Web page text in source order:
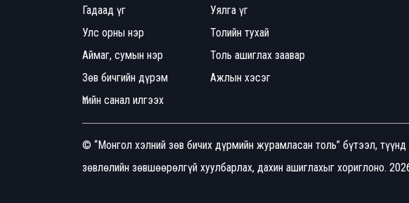
Гадаад үг
Улс орны нэр
Аймаг, сумын нэр
Зөв бичгийн дүрэм
Үгийн санал илгээх
Уялга үг
Толийн тухай
Толь ашиглах заавар
Ажлын хэсэг
© “Монгол хэлний зөв бичих дүрмийн журамласан толь” бүтээл,
зөвлөлийн зөвшөөрөлгүй хуулбарлах, дахин ашиглахыг хориглоно.